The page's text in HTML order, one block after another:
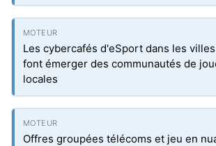
Les cybercafés d'eSport dans les
font émerger des communautés de
locales
Offres groupées télécoms et jeu en